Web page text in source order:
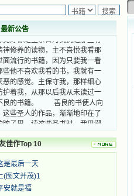
最新公告
长进。 我爱上了灵修书籍，
觉好像是主亲自为我挑选那些有
神修养的读物，主不喜悦我看那
面流行的书籍，因为只要我一看
些他不喜欢我看的书，我就有一
恶的感觉。主保守我，那样细心
护着我，从那以后我从未读过一
良的书籍。 善良的书使人向
这些圣人的作品，渐渐地印在了
脑子里。读这些圣书时，我思潮
起伏，欣喜不能自已。书中谈到
圣人们如何在与主的交往中得到
的更新，德行的馨香如何上达天
啊，在这世上曾住过那么多热心
人，为了传播福音，他们告别亲
舍下了他们手中的一切，轻快地
了异国他乡，到没有人知道真神
界里去。啊，若不是主的引领，
佳作Top 10
是最后一天
(图文并茂)1
安就是福